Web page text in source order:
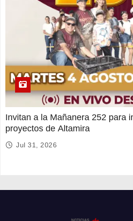
Invitan a la Mañanera 252 para
proyectos de Altamira
Jul 31, 2026